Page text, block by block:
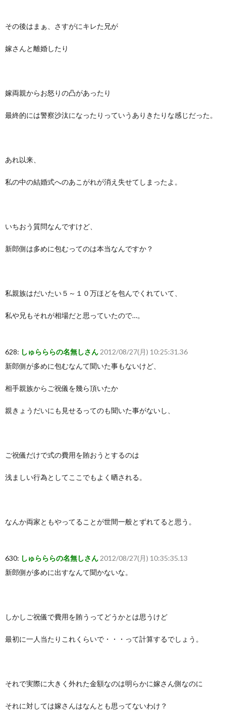
その後はまぁ、さすがにキレた兄が
嫁さんと離婚したり
嫁両親からお怒りの凸があったり
最終的には警察沙汰になったりっていうありきたりな感じだった。
あれ以来、
私の中の結婚式へのあこがれが消え失せてしまったよ。
いちおう質問なんですけど、
新郎側は多めに包むってのは本当なんですか？
私親族はだいたい５～１０万ほどを包んでくれていて、
私や兄もそれが相場だと思っていたので…。
628: しゅらららの名無しさん 2012/08/27(月) 10:25:31.36
新郎側が多めに包むなんて聞いた事もないけど、
相手親族からご祝儀を幾ら頂いたか
親きょうだいにも見せるってのも聞いた事がないし、
ご祝儀だけで式の費用を賄おうとするのは
浅ましい行為としてここでもよく晒される。
なんか両家ともやってることが世間一般とずれてると思う。
630: しゅらららの名無しさん 2012/08/27(月) 10:35:35.13
新郎側が多めに出すなんて聞かないな。
しかしご祝儀で費用を賄うってどうかとは思うけど
最初に一人当たりこれくらいで・・・って計算するでしょう。
それで実際に大きく外れた金額なのは明らかに嫁さん側なのに
それに対しては嫁さんはなんとも思ってないわけ？